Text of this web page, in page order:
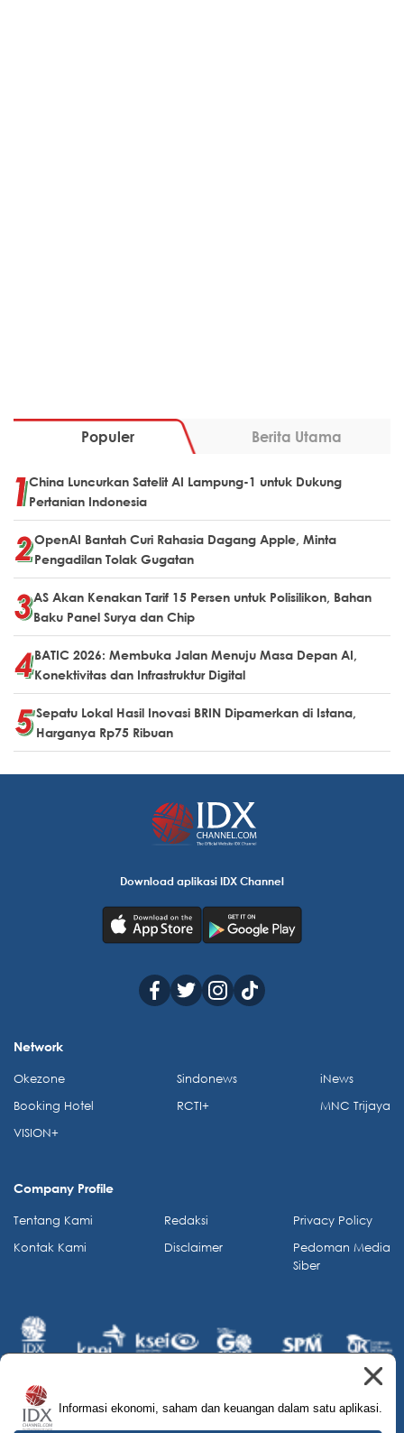
Populer Berita Utama
China Luncurkan Satelit AI Lampung-1 untuk Dukung
Pertanian Indonesia
OpenAI Bantah Curi Rahasia Dagang Apple, Minta
Pengadilan Tolak Gugatan
AS Akan Kenakan Tarif 15 Persen untuk Polisilikon, Bahan
Baku Panel Surya dan Chip
BATIC 2026: Membuka Jalan Menuju Masa Depan AI,
Konektivitas dan Infrastruktur Digital
Sepatu Lokal Hasil Inovasi BRIN Dipamerkan di Istana,
Harganya Rp75 Ribuan
Informasi ekonomi, saham dan keuangan dalam satu aplikasi.
Download aplikasi IDX Channel
Network
Okezone
Booking Hotel
VISION+
Sindonews
RCTI+
iNews
MNC Trijaya
Company Profile
Tentang Kami
Kontak Kami
Redaksi
Disclaimer
Privacy Policy
Pedoman Media
Siber
© 2026 IDX Channel. All Rights Reserved.